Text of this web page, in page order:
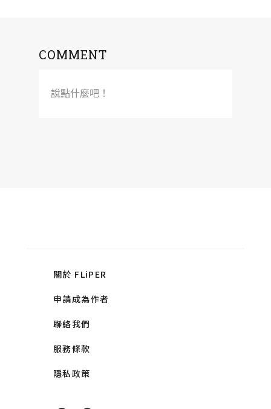
COMMENT
說點什麼吧！
關於 FLiPER
申請成為作者
聯絡我們
服務條款
隱私政策